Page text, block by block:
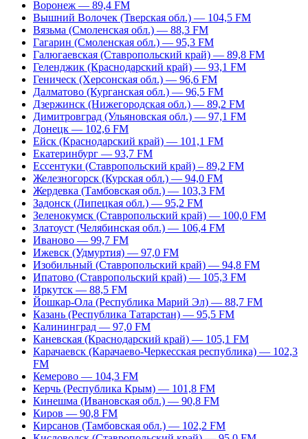
Воронеж — 89,4 FM
Вышний Волочек (Тверская обл.) — 104,5 FM
Вязьма (Смоленская обл.) — 88,3 FM
Гагарин (Смоленская обл.) — 95,3 FM
Галюгаевская (Ставропольский край) — 89,8 FM
Геленджик (Краснодарский край) — 93,1 FM
Геническ (Херсонская обл.) — 96,6 FM
Далматово (Курганская обл.) — 96,5 FM
Дзержинск (Нижегородская обл.) — 89,2 FM
Димитровград (Ульяновская обл.) — 97,1 FM
Донецк — 102,6 FM
Ейск (Краснодарский край) — 101,1 FM
Екатеринбург — 93,7 FM
Ессентуки (Ставропольский край) – 89,2 FM
Железногорск (Курская обл.) — 94,0 FM
Жердевка (Тамбовская обл.) — 103,3 FM
Задонск (Липецкая обл.) — 95,2 FM
Зеленокумск (Ставропольский край) — 100,0 FM
Златоуст (Челябинская обл.) — 106,4 FM
Иваново — 99,7 FM
Ижевск (Удмуртия) — 97,0 FM
Изобильный (Ставропольский край) — 94,8 FM
Ипатово (Ставропольский край) — 105,3 FM
Иркутск — 88,5 FM
Йошкар-Ола (Республика Марий Эл) — 88,7 FM
Казань (Республика Татарстан) — 95,5 FM
Калининград — 97,0 FM
Каневская (Краснодарский край) — 105,1 FM
Карачаевск (Карачаево-Черкесская республика) — 102,3
FM
Кемерово — 104,3 FM
Керчь (Республика Крым) — 101,8 FM
Кинешма (Ивановская обл.) — 90,8 FM
Киров — 90,8 FM
Кирсанов (Тамбовская обл.) — 102,2 FM